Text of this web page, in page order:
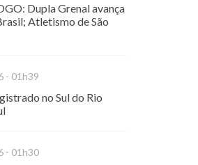
Dupla Grenal avança
Atletismo de São
- 01h39
no Sul do Rio
- 01h30